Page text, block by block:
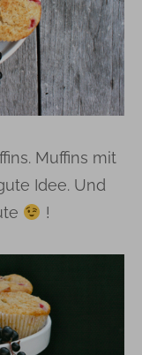
Muffins mit
Idee. Und
!